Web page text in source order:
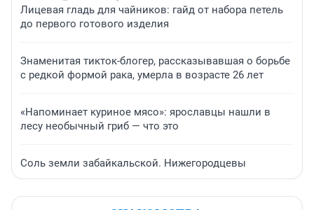
Лицевая гладь для чайников: гайд от набора петель
до первого готового изделия
Знаменитая тикток-блогер, рассказывавшая о борьбе
с редкой формой рака, умерла в возрасте 26 лет
«Напоминает куриное мясо»: ярославцы нашли в
лесу необычный гриб — что это
Соль земли забайкальской. Нижегородцевы